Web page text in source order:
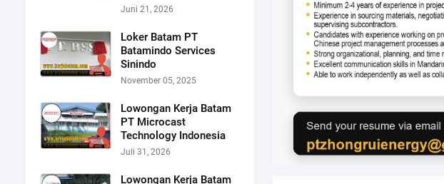
Juni 21, 2026
Loker Batam PT
Batamindo Services
Sinindo
November 05, 2025
Lowongan Kerja Batam
PT Microcast
Technology Indonesia
Juli 31, 2026
Lowongan Kerja Batam